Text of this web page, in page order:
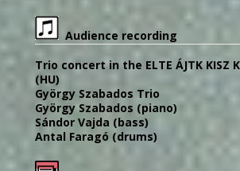
Audience recording
Trio concert in the ELTE ÁJTK KISZ
(HU)
György Szabados Trio
György Szabados (piano)
Sándor Vajda (bass)
Antal Faragó (drums)